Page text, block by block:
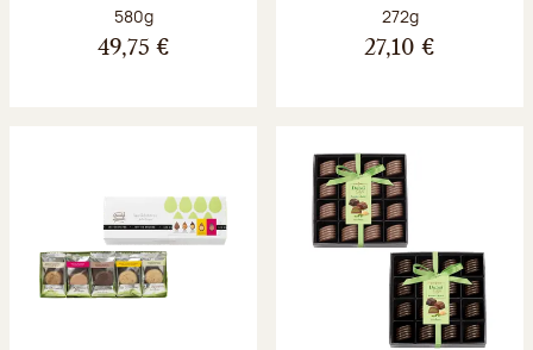
Poids net :
580g
49,75 €
Poids net :
272g
27,10 €